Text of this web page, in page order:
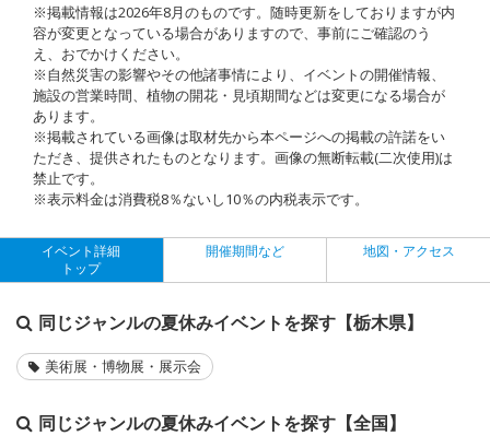
※掲載情報は2026年8月のものです。随時更新をしておりますが内
容が変更となっている場合がありますので、事前にご確認のう
え、おでかけください。
※自然災害の影響やその他諸事情により、イベントの開催情報、
施設の営業時間、植物の開花・見頃期間などは変更になる場合が
あります。
※掲載されている画像は取材先から本ページへの掲載の許諾をい
ただき、提供されたものとなります。画像の無断転載(二次使用)は
禁止です。
※表示料金は消費税8％ないし10％の内税表示です。
イベント詳細
トップ
開催期間など 地図・アクセス
同じジャンルの夏休みイベントを探す【栃木県】
美術展・博物展・展示会
同じジャンルの夏休みイベントを探す【全国】